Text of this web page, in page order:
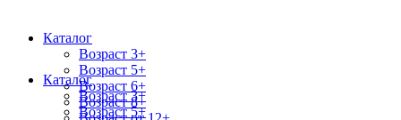
Каталог
Возраст 3+
Возраст 5+
Возраст 6+
Возраст 8+
Каталог
Возраст 3+
Возраст 5+